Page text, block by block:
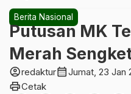
Berita Nasional
Putusan MK
Merah
account_circleredakturcalendar_monthJumat, 23 Jan
printCetak